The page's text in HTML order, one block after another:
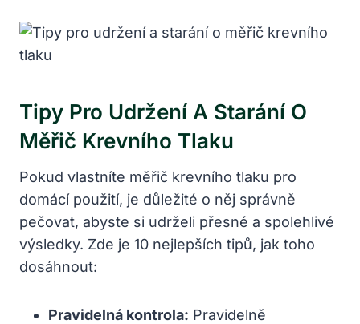
Tipy Pro Udržení A Starání O
Měřič Krevního Tlaku
Pokud vlastníte ‍měřič krevního tlaku pro
domácí ‍použití, je důležité o něj správně‍
pečovat, abyste si‌ udrželi přesné a spolehlivé
výsledky. Zde je 10 nejlepších tipů,​ jak‌ toho
dosáhnout:
Pravidelná kontrola: Pravidelně